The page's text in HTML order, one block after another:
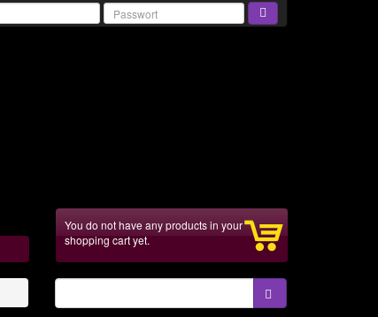
You do not have any products in your
shopping cart yet.